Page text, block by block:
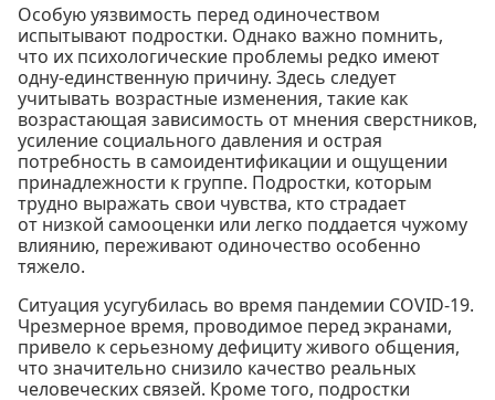
Особую уязвимость перед одиночеством
испытывают подростки. Однако важно помнить,
что их психологические проблемы редко имеют
одну-единственную причину. Здесь следует
учитывать возрастные изменения, такие как
возрастающая зависимость от мнения сверстников,
усиление социального давления и острая
потребность в самоидентификации и ощущении
принадлежности к группе. Подростки, которым
трудно выражать свои чувства, кто страдает
от низкой самооценки или легко поддается чужому
влиянию, переживают одиночество особенно
тяжело.
Ситуация усугубилась во время пандемии COVID-19.
Чрезмерное время, проводимое перед экранами,
привело к серьезному дефициту живого общения,
что значительно снизило качество реальных
человеческих связей. Кроме того, подростки